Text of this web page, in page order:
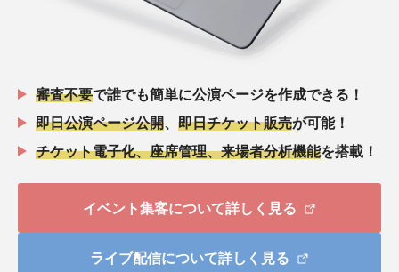
審査不要で誰でも簡単に公演ページを作成できる！
即日公演ページ公開
即日チケット販売が可能！
チケット電子化、座席管理、来場者分析機能を搭載！
イベント集客について詳しく見る
ライブ配信について詳しく見る